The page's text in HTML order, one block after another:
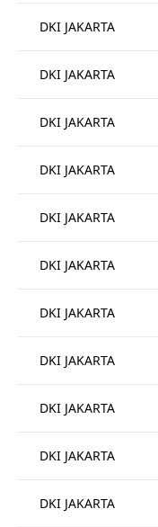
DKI JAKARTA
DKI JAKARTA
DKI JAKARTA
DKI JAKARTA
DKI JAKARTA
DKI JAKARTA
DKI JAKARTA
DKI JAKARTA
DKI JAKARTA
DKI JAKARTA
DKI JAKARTA